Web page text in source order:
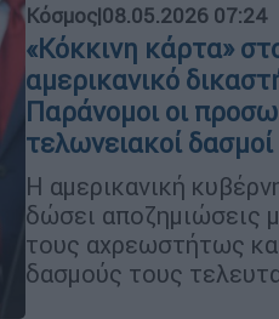
Κόσμος|08.05.2026 07:24
«Κόκκινη κάρτα»
αμερικανικό
Παράνομοι οι
τελωνειακοί δασμοί
Η αμερικανική
δώσει αποζημιώσεις
τους αχρεωστήτως
δασμούς τους